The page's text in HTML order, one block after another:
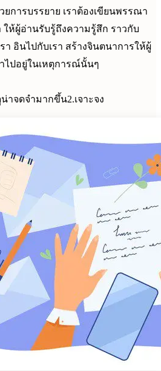
ยการบรรยาย เราต้องเขียนพรรณา
ห้ผู้อ่านรับรู้ถึงความรู้สึก ราวกับ
รา อินไปกับเรา สร้างจินตนาการให้ผู้
ไปอยู่ในเหตุการณ์นั้นๆ
าจดจำมากขึ้น2.เจาะจง